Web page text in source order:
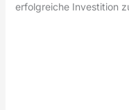
erfolgreiche Investition